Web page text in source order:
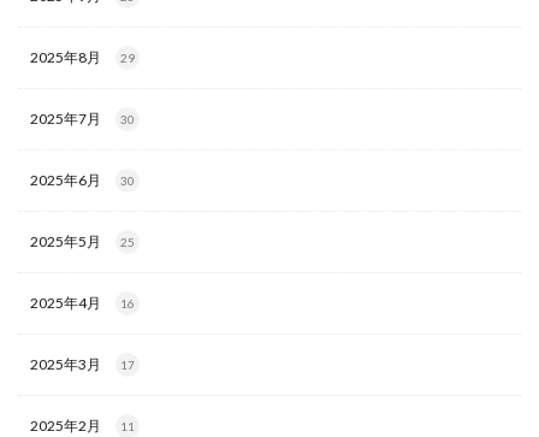
2025年8月 29
2025年7月 30
2025年6月 30
2025年5月 25
2025年4月 16
2025年3月 17
2025年2月 11